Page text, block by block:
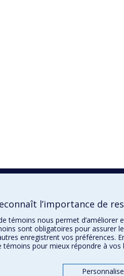
l’importance de
témoins nous permet d’améliorer
sont obligatoires pour assurer
enregistrent vos préférences.
témoins pour mieux répondre à vos